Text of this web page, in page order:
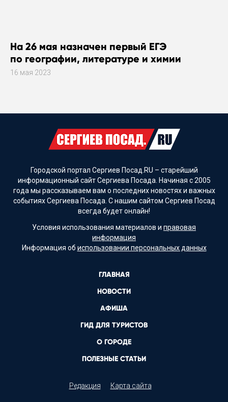
На 26 мая назначен первый ЕГЭ
по географии, литературе и химии
16 мая 2023
Городской портал Сергиев Посад.RU – старейший
информационный сайт Сергиева Посада. Начиная с 2005
года мы рассказываем вам о последних новостях и важных
событиях Сергиева Посада. С нашим сайтом Сергиев Посад
всегда будет онлайн!
Условия использования материалов и правовая
информация
Информация об использовании персональных данных
ГЛАВНАЯ
НОВОСТИ
АФИША
ГИД ДЛЯ ТУРИСТОВ
О ГОРОДЕ
ПОЛЕЗНЫЕ СТАТЬИ
Редакция Карта сайта